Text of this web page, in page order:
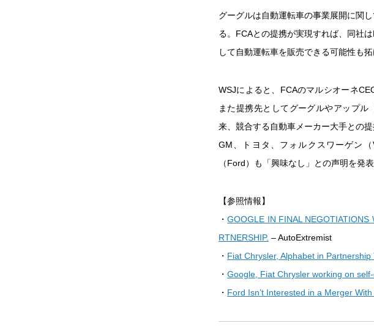
グーグルは自動運転車の事業展開に関
る。FCAとの提携が実現すれば、同社
して自動運転車を販売できる可能性も拓
WSJによると、FCAのマルシオーネ
また提携先としてグーグルやアップ
来、競合する自動車メーカー大手との
GM、トヨタ、フォルクスワーゲン
（Ford）も「興味なし」との声明を発
【参照情報】
・GOOGLE IN FINAL NEGOTIATIONS
RTNERSHIP. – AutoExtremist
・ Fiat Chrysler, Alphabet in Partnership
・ Google, Fiat Chrysler working on
・ Ford Isn’t Interested in a Merger